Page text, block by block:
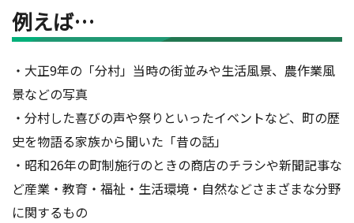
例えば…
・大正9年の「分村」当時の街並みや生活風景、農作業風
景などの写真
・分村した喜びの声や祭りといったイベントなど、町の歴
史を物語る家族から聞いた「昔の話」
・昭和26年の町制施行のときの商店のチラシや新聞記事な
ど産業・教育・福祉・生活環境・自然などさまざまな分野
に関するもの